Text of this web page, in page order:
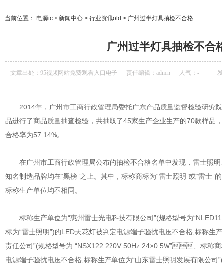
当前位置： 电源ic > 新闻中心 > 行业资讯old > 广州过半灯具抽检不合格
广州过半灯具抽检不合
文章出处： 95视频网站免费观看入口电子 责任编辑：admin 人气： -
2014年，广州市工商行政管理局委托广东产品质量监督检验研究
品进行了商品质量抽查检验，共抽取了45家生产企业生产的70款样品，
合格率为57.14%。
在广州市工商行政管理局公布的抽检不合格名单中发现，雷士照明
知名制造品牌均在“黑榜”之上。其中，标称商标为“雷士照明”或“雷士
标称生产单位均不相同。
标称生产单位为“惠州雷士光电科技有限公司”(规格型号为
标为“雷士照明”)的LED天花灯被判定电源端子骚扰电压不合格;标称生
责任公司”(规格型号为 “NSX122 220V 50Hz 24×0.5W”、标称商
电源端子骚扰电压不合格;标称生产单位为“山东雷士照明发展有限公司